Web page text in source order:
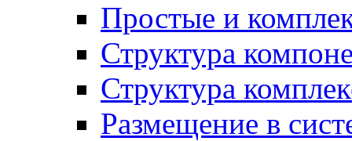
Простые и
Структура
Структура
Размещение в